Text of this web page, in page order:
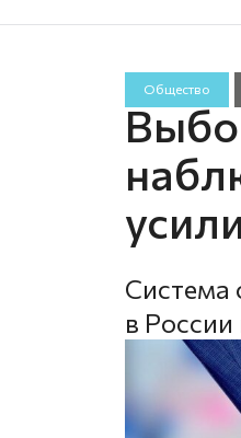
Общество
Система
в